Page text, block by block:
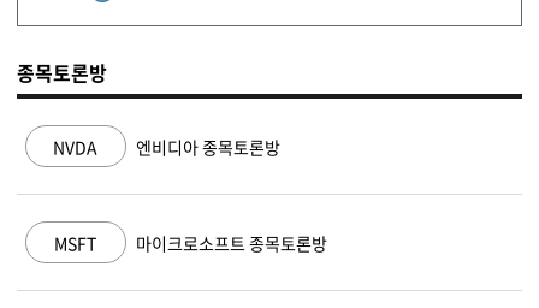
종목토론방
NVDA 엔비디아 종목토론방
MSFT 마이크로소프트 종목토론방